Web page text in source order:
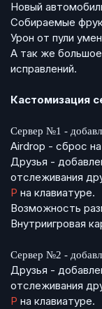
Новый
Собираемые
Урон от пули
А так же большое
исправлений.
Кастомизация
Сервер №1 -
Airdrop - сброс
Друзья -
отслеживания
P на клавиатуре.
Возможность
Внутриигровая
Сервер №2 -
Друзья -
отслеживания
P на клавиатуре.